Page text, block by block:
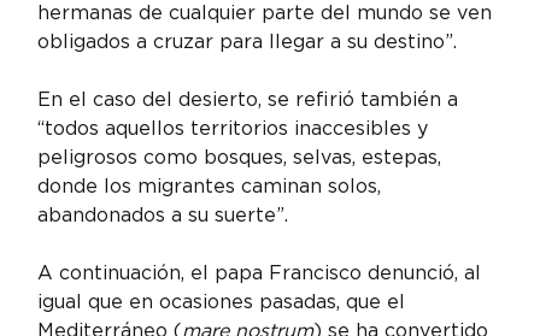
hermanas de cualquier parte del mundo se ven
obligados a cruzar para llegar a su destino”.
En el caso del desierto, se refirió también a
“todos aquellos territorios inaccesibles y
peligrosos como bosques, selvas, estepas,
donde los migrantes caminan solos,
abandonados a su suerte”.
A continuación, el papa Francisco denunció, al
igual que en ocasiones pasadas, que el
Mediterráneo (mare nostrum) se ha convertido